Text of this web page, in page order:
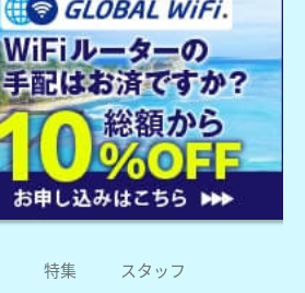
特集
スタッフ